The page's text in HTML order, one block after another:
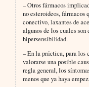
– Otros fármacos
no esteroideos, fármacos
conectivo, laxantes de
algunos de los cuales
hipersensibilidad.
– En la práctica, para los
valorarse una posible
regla general, los
menos que ya haya